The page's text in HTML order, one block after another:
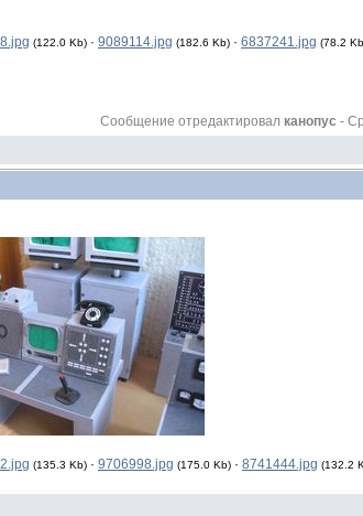
(122.0 Kb) · 9089114.jpg (182.6 Kb) · 6837241.jpg (78.2
Сообщение отредактировал канопус -
(135.3 Kb) · 9706998.jpg (175.0 Kb) · 8741444.jpg (132.2